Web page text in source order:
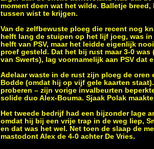
moment doen wat het wilde. Balletje
tussen wist te krijgen.
Van de zelfbewuste ploeg die recent nog
helft lang de stuipen op het lijf joeg, was
helft van PSV, maar het leidde eigenlijk
proef gesteld. Dat het bij rust maar 3-0
van Swerts), lag voornamelijk aan PSV dat
Adelaar waste in de rust zijn ploeg de oren
Bodde (omdat hij op vijf gele kaarten
proberen – zijn vorige invalbeurten
solide duo Alex-Bouma. Sjaak Polak
Het tweede bedrijf had een bijzonder lage
omdat hij bij een vrije trap in de weg liep,
en dat was het wel. Net toen de slaap de
mastodont Alex de 4-0 achter De Vries.